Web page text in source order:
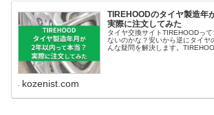
TIREHOODのタイヤ製造年
実際に注文してみた
タイヤ交換サイトTIREHOODっ
ないのかな？安いから逆にタイヤ
んな疑問を解決します。
kozenist.com